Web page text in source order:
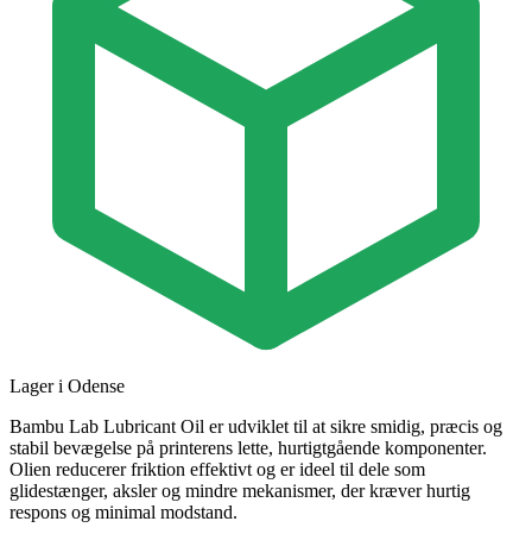
Lager i Odense
Bambu Lab Lubricant Oil er udviklet til at sikre smidig, præcis og
stabil bevægelse på printerens lette, hurtigtgående komponenter.
Olien reducerer friktion effektivt og er ideel til dele som
glidestænger, aksler og mindre mekanismer, der kræver hurtig
respons og minimal modstand.